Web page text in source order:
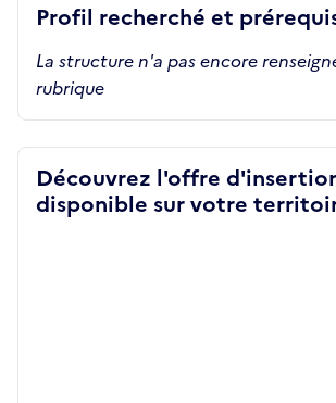
Profil recherché et
La structure n'a pas encore
rubrique
Découvrez l'offre
disponible sur votre